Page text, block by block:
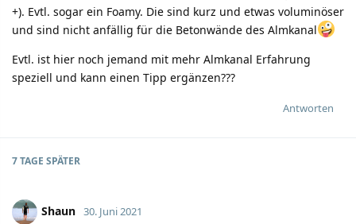
+). Evtl. sogar ein Foamy. Die sind kurz und etwas voluminöser
und sind nicht anfällig für die Betonwände des Almkanal
Evtl. ist hier noch jemand mit mehr Almkanal Erfahrung
speziell und kann einen Tipp ergänzen???
Antworten
7 TAGE SPÄTER
Shaun 30. Juni 2021